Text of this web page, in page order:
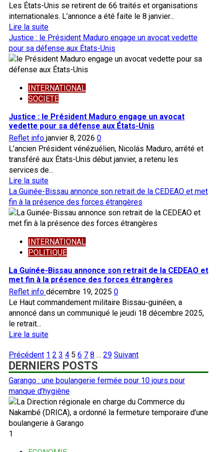
Cuba
Les États-Unis se retirent de 66 traités et organisations
internationales. L’annonce a été faite le 8 janvier...
Lire la suiteEn
savoir
plus
sur
Coopération :
États-
Unis
se
retirent
66
traités
et
organisations
internationales
Justice : le Président Maduro engage un avocat vedette
pour sa défense aux États-Unis
INTERNATIONAL
SOCIETE
Justice : le Président Maduro engage un avocat
vedette pour sa défense aux États-Unis
Reflet info janvier 8, 2026 0
L’ancien Président vénézuélien, Nicolás Maduro, arrêté et
transféré aux États-Unis début janvier, a retenu les
services de...
Lire la suiteEn
savoir
plus
sur
Justice :
Président
Maduro
engage
un
avocat
vedette
pour
sa
aux
États-
Unis
La Guinée-Bissau annonce son retrait de la CEDEAO et met
fin à la présence des forces étrangères
INTERNATIONAL
POLITIQUE
La Guinée-Bissau annonce son retrait de la CEDEAO et
met fin à la présence des forces étrangères
Reflet info décembre 19, 2025 0
Le Haut commandement militaire Bissau-guinéen, a
annoncé dans un communiqué le jeudi 18 décembre 2025,
le retrait...
Lire la suiteEn
plus
sur
La
Guinée-
Bissau
annonce
son
Pagination
des
publications
Précédent 1 2 3 4 5 6 7 8 … 29 Suivant
DERNIERS POSTS
Garango : une boulangerie fermée pour 10 jours pour
manque d’hygiène
1